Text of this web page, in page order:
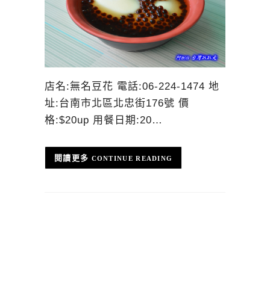
店名:無名豆花 電話:06-224-1474 地
址:台南市北區北忠街176號 價
格:$20up 用餐日期:20…
CONTINUE READING